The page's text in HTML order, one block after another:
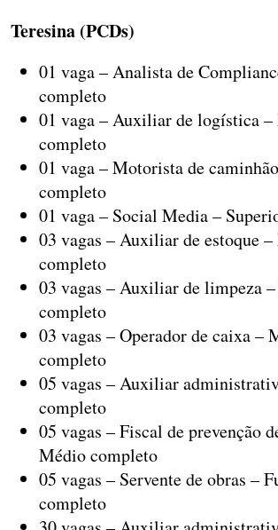
Teresina (PCDs)
01 vaga – Analista de
completo
01 vaga – Auxiliar de logística
completo
01 vaga – Motorista de
completo
01 vaga – Social Media –
03 vagas – Auxiliar de estoque
completo
03 vagas – Auxiliar de limpeza
completo
03 vagas – Operador de caixa –
completo
05 vagas – Auxiliar
completo
05 vagas – Fiscal de prevenção
Médio completo
05 vagas – Servente de obras –
completo